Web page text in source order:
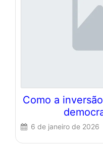
Como a
6 de janeiro de 2026